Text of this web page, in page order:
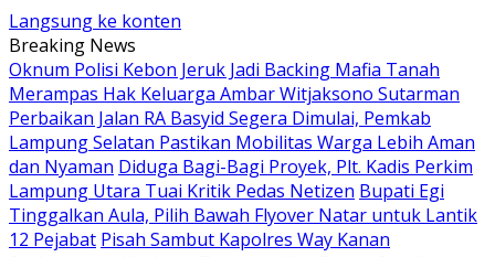
Langsung ke konten
Breaking News
Oknum Polisi Kebon Jeruk Jadi Backing Mafia Tanah
Merampas Hak Keluarga Ambar Witjaksono Sutarman
Perbaikan Jalan RA Basyid Segera Dimulai, Pemkab
Lampung Selatan Pastikan Mobilitas Warga Lebih Aman
dan Nyaman Diduga Bagi-Bagi Proyek, Plt. Kadis Perkim
Lampung Utara Tuai Kritik Pedas Netizen Bupati Egi
Tinggalkan Aula, Pilih Bawah Flyover Natar untuk Lantik
12 Pejabat Pisah Sambut Kapolres Way Kanan